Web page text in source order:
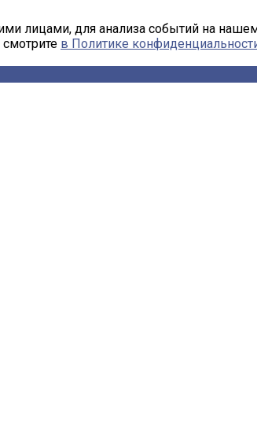
лицами, для анализа событий на
в Политике